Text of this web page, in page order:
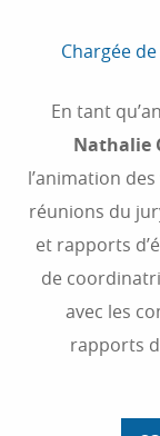
Chargée
En tant
Nathalie
l’animation
réunions du
et rapports
de
avec les
rapports